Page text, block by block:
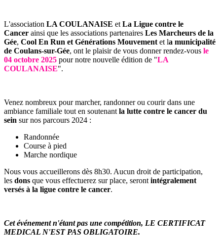
L'association LA COULANAISE et La Ligue contre le
Cancer ainsi que les associations partenaires Les Marcheurs de la
Gée, Cool En Run et Générations Mouvement et la municipalité
de Coulans-sur-Gée, ont le plaisir de vous donner rendez-vous le
04 octobre 2025 pour notre nouvelle édition de "LA
COULANAISE".
Venez nombreux pour marcher, randonner ou courir dans une
ambiance familiale tout en soutenant la lutte contre le cancer du
sein sur nos parcours 2024 :
Randonnée
Course à pied
Marche nordique
Nous vous accueillerons dès 8h30. Aucun droit de participation,
les dons que vous effectuerez sur place, seront intégralement
versés à la ligue contre le cancer.
Cet événement n'étant pas une compétition, LE CERTIFICAT
MEDICAL N'EST PAS OBLIGATOIRE.